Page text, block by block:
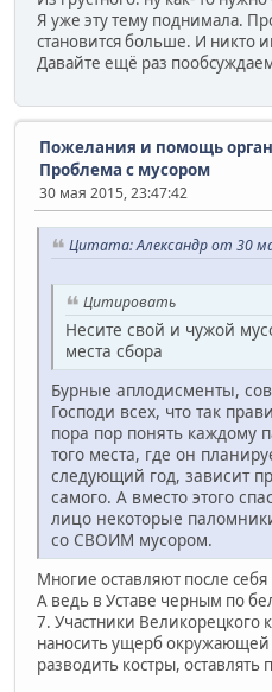
Я уже эту тему поднимала.
становится больше. И никто
Давайте ещё раз
Пожелания и помощь
Проблема с мусором
30 мая 2015, 23:47:42
Цитата: Александр от 30
Цитировать
Несите свой и чужой
места сбора
Бурные аплодисменты,
Господи всех, что так
пора пор понять каждому
того места, где он
следующий год, зависит
самого. А вместо этого
лицо некоторые
со СВОИМ мусором.
Многие оставляют после
А ведь в Уставе черным по
7. Участники Великорецкого
наносить ущерб
разводить костры, оставлять